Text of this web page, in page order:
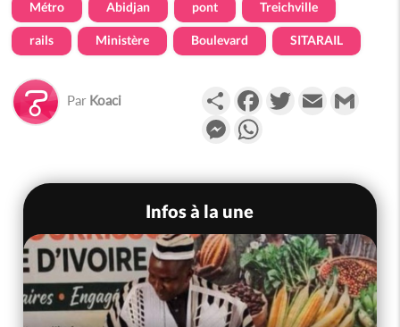
Métro Abidjan pont Treichville
rails Ministère Boulevard SITARAIL
Par Koaci PartagerFacebookTwitterEmail
Messenger
Infos à la une